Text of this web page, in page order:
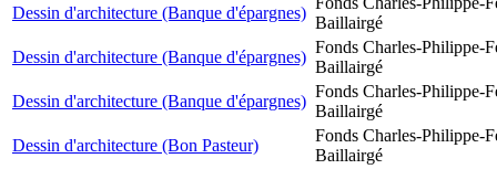
Dessin d'architecture (Banque d'épargnes)
Baillairgé
Dessin d'architecture (Banque d'épargnes)
Fonds Charles-Philippe-
Baillairgé
Dessin d'architecture (Banque d'épargnes)
Fonds Charles-Philippe-
Baillairgé
Dessin d'architecture (Bon Pasteur)
Fonds Charles-Philippe-
Baillairgé